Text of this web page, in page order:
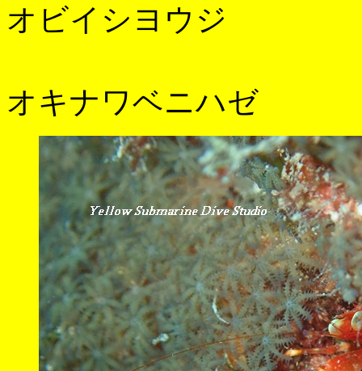
オビイシヨウジ
オキナワベニハゼ